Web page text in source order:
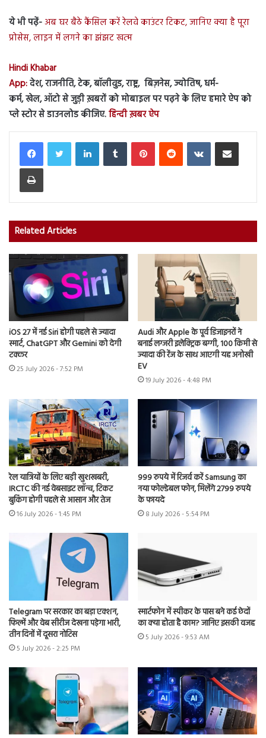
ये भी पढ़ें-अब घर बैठे कैंसिल करें रेलवे काउंटर टिकट, जानिए क्या है पूरा
प्रोसेस, लाइन में लगने का झंझट खत्म
Hindi Khabar
App:देश, राजनीति, टेक, बॉलीवुड, राष्ट्र, बिज़नेस, ज्योतिष, धर्म-
कर्म, खेल, ऑटो से जुड़ी ख़बरों को मोबाइल पर पढ़ने के लिए हमारे ऐप को
प्ले स्टोर से डाउनलोड कीजिए.हिन्दी ख़बर ऐप
LinkedInTumblr PinterestReddit VKontakteShare via Email
Print
Related Articles
iOS 27 में नई Siri होगी पहले से ज्यादा
स्मार्ट, ChatGPT और Gemini को देगी
टक्कर
25 July 2026 - 7:52 PM
Audi और Apple के पूर्व डिजाइनरों ने
बनाई लग्जरी इलेक्ट्रिक बग्गी, 100 किमी से
ज्यादा की रेंज के साथ आएगी यह अनोखी
EV
19 July 2026 - 4:48 PM
रेल यात्रियों के लिए बड़ी खुशखबरी,
IRCTC की नई वेबसाइट लॉन्च, टिकट
बुकिंग होगी पहले से आसान और तेज
16 July 2026 - 1:45 PM
999 रुपये में रिजर्व करें Samsung का
नया फोल्डेबल फोन, मिलेंगे 2799 रुपये
के फायदे
8 July 2026 - 5:54 PM
Telegram पर सरकार का बड़ा एक्शन,
फिल्में और वेब सीरीज देखना पड़ेगा भारी,
तीन दिनों में दूसरा नोटिस
5 July 2026 - 2:25 PM
स्मार्टफोन में स्पीकर के पास बने कई छेदों
का क्या होता है काम? जानिए इसकी वजह
5 July 2026 - 9:53 AM